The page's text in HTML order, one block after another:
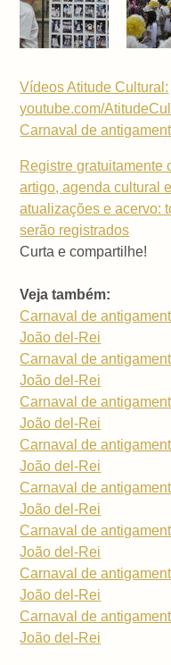
Vídeos Atitude Cultural:
youtube.com/
Carnaval de
Registre gratuitamente
artigo, agenda cultural
atualizações e acervo:
serão registrados
Curta e compartilhe!
Veja também:
Carnaval de
João del-Rei
Carnaval de
João del-Rei
Carnaval de
João del-Rei
Carnaval de
João del-Rei
Carnaval de
João del-Rei
Carnaval de
João del-Rei
Carnaval de
João del-Rei
Carnaval de
João del-Rei